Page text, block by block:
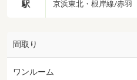
駅 京浜東北・根岸線/赤羽
間取り
ワンルーム